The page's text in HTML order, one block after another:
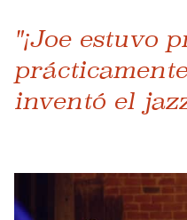
"¡Joe estuvo
inventó el